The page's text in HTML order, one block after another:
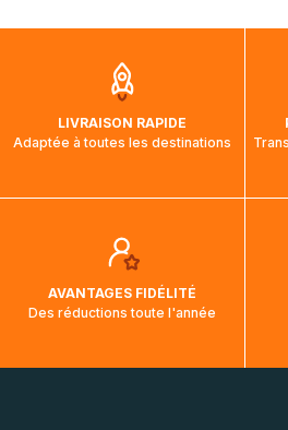
aura touché terre.
LIVRAISON RAPIDE
Adaptée à toutes les destinations
AVANTAGES FIDÉLITÉ
Des réductions toute l'année